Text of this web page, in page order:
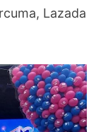
Lazada